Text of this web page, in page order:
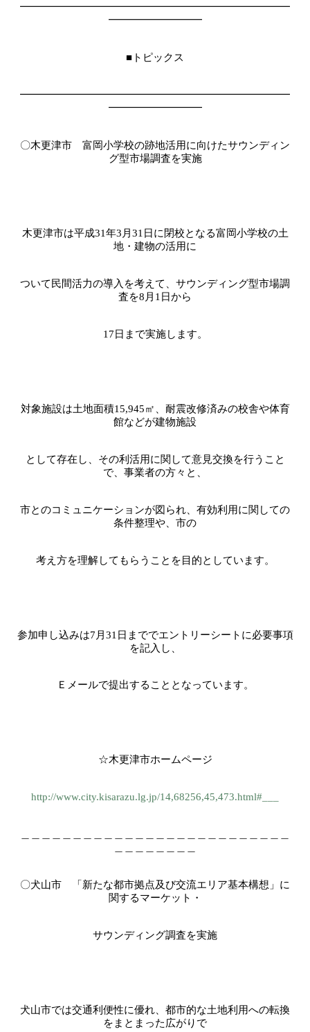
━━━━━━━━━━━━━━━━━━━━━━━━━━
━━━━━━━━━
■トピックス
━━━━━━━━━━━━━━━━━━━━━━━━━━
━━━━━━━━━
〇木更津市 富岡小学校の跡地活用に向けたサウンディン
グ型市場調査を実施
木更津市は平成31年3 月31 日に閉校となる富岡小学校の土
地・建物の活用に
ついて民間活力の導入を考えて、サウンディング型市場調
査を8 月 1 日から
17日まで実施します。
対象施設は土地面積15,945㎡、耐震改修済みの校舎や体育
館などが建物施設
として存在し、その利活用に関して意見交換を行うこと
で、事業者の方々と、
市とのコミュニケーションが図られ、有効利用に関しての
条件整理や、市の
考え方を理解してもらうことを目的としています。
参加申し込みは7 月31 日まででエントリーシートに必要事項
を記入し、
Ｅメールで提出することとなっています。
☆木更津市ホームページ
http://www.city.kisarazu.lg.jp/14,68256,45,473.html#___
〇犬山市 「新たな都市拠点及び交流エリア基本構想」に
関するマーケット・
サウンディング調査を実施
犬山市では交通利便性に優れ、都市的な土地利用への転換
をまとまった広がりで